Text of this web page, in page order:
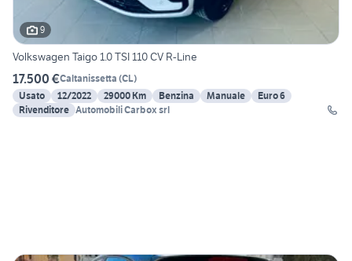
9
Volkswagen Taigo 1.0 TSI 110 CV R-Line
17.500 €Caltanissetta (CL)
Usato
12/2022 29000 Km Benzina Manuale
Euro 6
Rivenditore Automobili Carbox srl